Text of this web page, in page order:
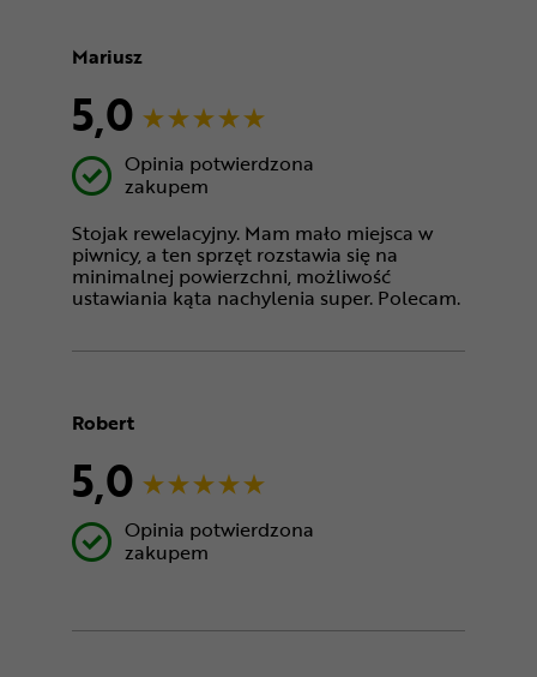
Mariusz
5,0
Opinia potwierdzona
zakupem
Stojak rewelacyjny. Mam mało miejsca w
piwnicy, a ten sprzęt rozstawia się na
minimalnej powierzchni, możliwość
ustawiania kąta nachylenia super. Polecam.
Robert
5,0
Opinia potwierdzona
zakupem